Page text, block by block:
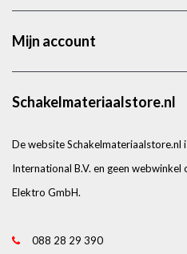
Mijn account
Schakelmateriaalstore.nl
De website Schakelmateriaalstore.nl
International B.V. en geen
Elektro GmbH.
088 28 29 390